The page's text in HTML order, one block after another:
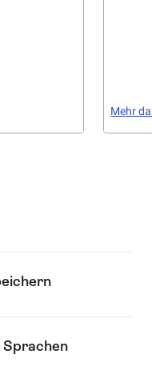
Mehr
Sprachen